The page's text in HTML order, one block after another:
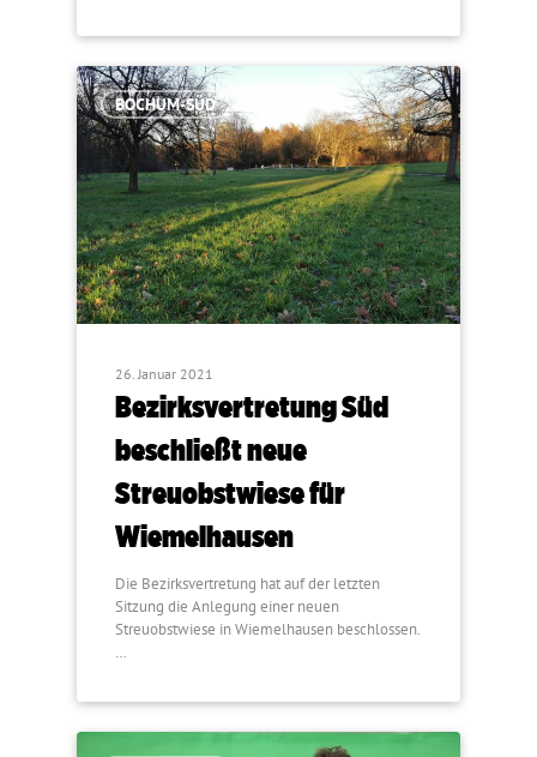
BOCHUM-SÜD
26. Januar 2021
Bezirksvertretung Süd
beschließt neue
Streuobstwiese für
Wiemelhausen
Die Bezirksvertretung hat auf der letzten
Sitzung die Anlegung einer neuen
Streuobstwiese in Wiemelhausen beschlossen.
…